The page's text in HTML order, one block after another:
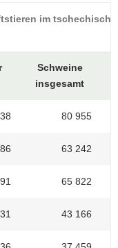
im
Schweine
insgesamt
80 955
63 242
65 822
43 166